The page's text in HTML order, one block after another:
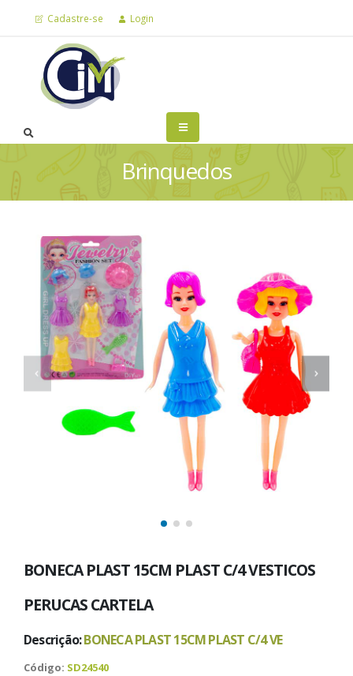
Cadastre-se Login
Brinquedos
BONECA PLAST 15CM PLAST C/4 VESTICOS
PERUCAS CARTELA
Descrição:BONECA PLAST 15CM PLAST C/4 VE
Código: SD24540